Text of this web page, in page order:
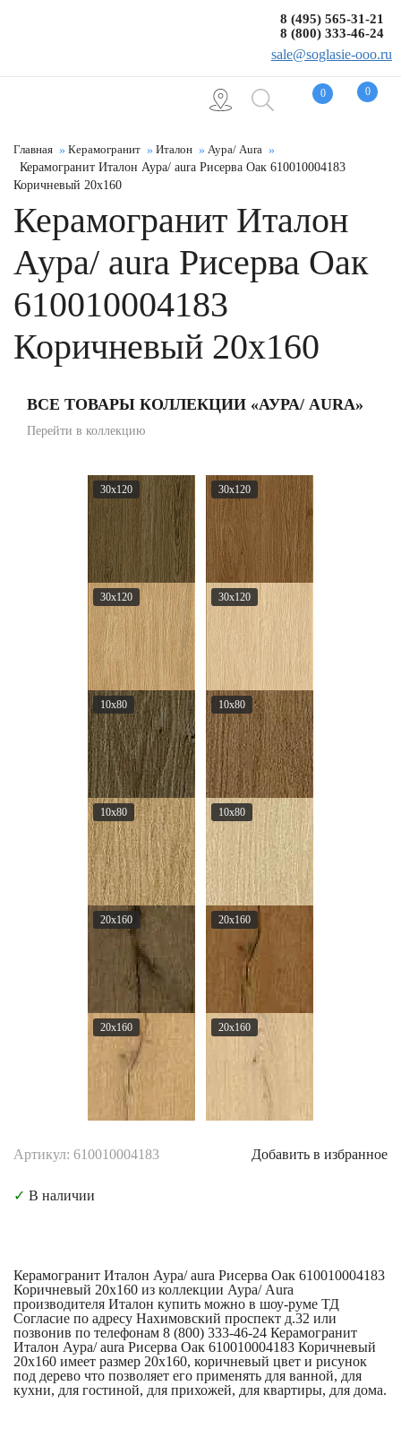
0 0
8 (495) 565-31-21
8 (800) 333-46-24
sale@soglasie-ooo.ru
Главная Керамогранит Италон
Аура/ Aura
Керамогранит Италон Аура/ aura Рисерва Оак 610010004183
Коричневый 20x160
Керамогранит Италон
Аура/ aura Рисерва Оак
610010004183
Коричневый 20x160
ВСЕ ТОВАРЫ КОЛЛЕКЦИИ «АУРА/ AURA»
Перейти в коллекцию
30x120 30x120
30x120 30x120
10x80 10x80
10x80 10x80
20x160 20x160
20x160 20x160
Артикул: 610010004183 Добавить в избранное
✓ В наличии
Керамогранит Италон Аура/ aura Рисерва Оак 610010004183
Коричневый 20x160 из коллекции Аура/ Aura
производителя Италон купить можно в шоу-руме ТД
Согласие по адресу Нахимовский проспект д.32 или
позвонив по телефонам 8 (800) 333-46-24 Керамогранит
Италон Аура/ aura Рисерва Оак 610010004183 Коричневый
20x160 имеет размер 20x160, коричневый цвет и рисунок
под дерево что позволяет его применять для ванной, для
кухни, для гостиной, для прихожей, для квартиры, для дома.